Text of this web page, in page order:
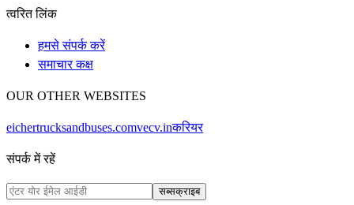
त्वरित लिंक
हमसे संपर्क करें
समाचार कक्ष
OUR OTHER WEBSITES
eichertrucksandbuses.comvecv.inकरियर
संपर्क में रहें
सब्सक्राइब